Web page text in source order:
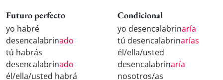
Futuro perfecto
yo habré
desencalabrinado
tú habrás
desencalabrinado
él/ella/usted habrá
Condicional
yo desencalabrinaría
tú desencalabrinarías
él/ella/usted
desencalabrinaría
nosotros/as